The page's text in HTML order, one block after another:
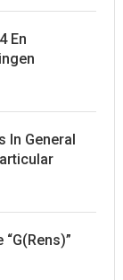
En
In General
“G(rens)”